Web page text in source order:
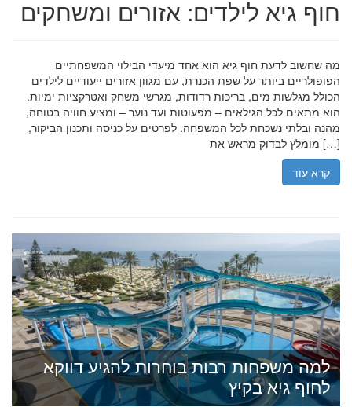
חוף גיא לילדים: אזורים ומשחקים
מה שחשוב לדעת חוף גיא הוא אחד מיעדי הבילוי המשפחתיים
הפופולריים ביותר על שפת הכנרת, עם מגוון אזורים ייעודיים לילדים
הכולל מגלשות מים, בריכות רדודות, מגרשי משחק ואטרקציות ימיות.
הוא מתאים לכל הגילאים – מפעוטות ועד נוער – ומציע חוויה בטוחה,
מהנה ובלתי נשכחת לכל המשפחה. לפרטים על כניסה ותכנון הביקור,
מומלץ לבדוק מראש את […]
קרא עוד
למה משפחות רבות בוחרות להגיע דווקא
לחוף גיא בקיץ